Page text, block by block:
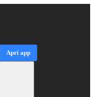
Apri app